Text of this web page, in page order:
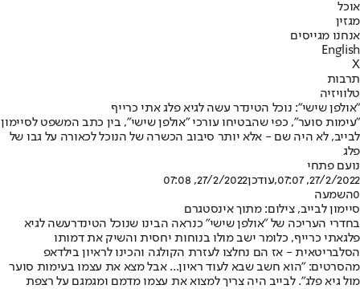
אוכל
מגזין
אנחנו מגייסים
English
X
תרבות
טלוויזיה
"אולפן שישי": נוכל הטינדר עשה לגיא פלג אתי כרייף
"עימות סוער", כפי שהבטיחו עורכי "אולפן שישי", בין כתב המשפט לסיימון
לבייב, לא היה שם - אלא יותר סיבוב הכשרה של הנוכל לכאורה על גבו של
פלג
נועם פתחי
27/2/2022, 07:07
,עודכן27/2/2022, 07:08
0השמעה
סיימון לבייב, צילום: מתוך אינסטגרם
בחדרי העריכה של "אולפן שישי" כנראה הבינו שנוכל הטינדרעשה לגיא
פלגאתי כרייף, כלומר ישב מולו בנוחות יחסית והשיק את דמותו
הסלבריטאית - אז הם נחלצו לעזרת הקולגה והכינו לראיון בילדאפ
מהסרטים: "הוא חשב שבא לעוד ראיון... אבל מצא את עצמו בעימות סוער
מול גיא פלג". לבייב היה צריך למצוא את עצמו מדמם ומגמגם על רצפת